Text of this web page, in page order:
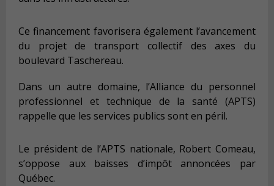
Ce financement favorisera également l’avancement
du projet de transport collectif des axes du
boulevard Taschereau.
Dans un autre domaine, l’Alliance du personnel
professionnel et technique de la santé (APTS)
rappelle que les services publics sont en péril.
Le président de l’APTS nationale, Robert Comeau,
s’oppose aux baisses d’impôt annoncées par
Québec.